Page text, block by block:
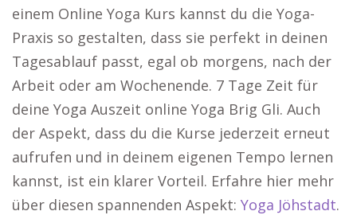
einem Online Yoga Kurs kannst du die Yoga-
Praxis so gestalten, dass sie perfekt in deinen
Tagesablauf passt, egal ob morgens, nach der
Arbeit oder am Wochenende. 7 Tage Zeit für
deine Yoga Auszeit online Yoga Brig Gli. Auch
der Aspekt, dass du die Kurse jederzeit erneut
aufrufen und in deinem eigenen Tempo lernen
kannst, ist ein klarer Vorteil. Erfahre hier mehr
über diesen spannenden Aspekt: Yoga Jöhstadt.